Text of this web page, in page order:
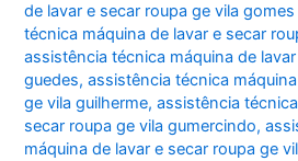
de lavar e secar roupa ge vila
técnica máquina de lavar e secar
assistência técnica máquina de
guedes,assistência técnica
ge vila guilherme,assistência
secar roupa ge vila gumercindo,
máquina de lavar e secar roupa ge